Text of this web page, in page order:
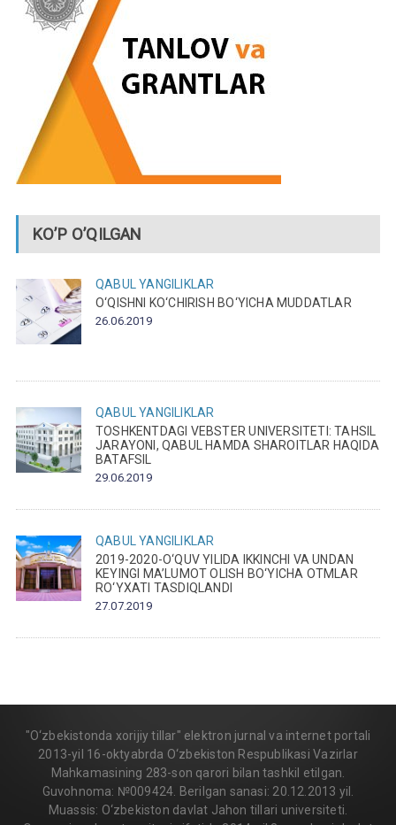
KO’P O’QILGAN
QABUL
YANGILIKLAR
O‘QISHNI KO‘CHIRISH BO‘YICHA MUDDATLAR
26.06.2019
QABUL
YANGILIKLAR
TOSHKENTDAGI VEBSTER UNIVERSITETI: TAHSIL
JARAYONI, QABUL HAMDA SHAROITLAR HAQIDA
BATAFSIL
29.06.2019
QABUL
YANGILIKLAR
2019-2020-O‘QUV YILIDA IKKINCHI VA UNDAN
KEYINGI MA’LUMOT OLISH BO‘YICHA OTMLAR
RO‘YXATI TASDIQLANDI
27.07.2019
"O‘zbekistonda xorijiy tillar" elektron jurnal va internet portali
2013-yil 16-oktyabrda O‘zbekiston Respublikasi Vazirlar
Mahkamasining 283-son qarori bilan tashkil etilgan.
Guvohnoma: №009424. Berilgan sanasi: 20.12.2013 yil.
Muassis: O‘zbekiston davlat Jahon tillari universiteti.